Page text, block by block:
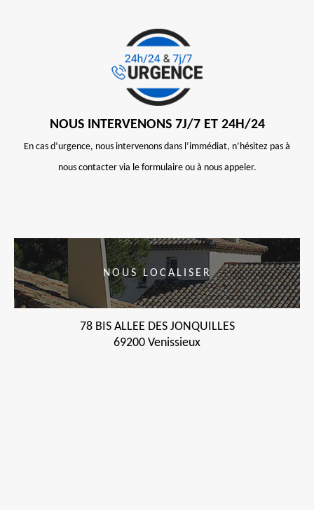
NOUS INTERVENONS 7J/7 ET 24H/24
En cas d’urgence, nous intervenons dans l’immédiat, n’hésitez pas à
nous contacter via le formulaire ou à nous appeler.
NOUS LOCALISER
78 BIS ALLEE DES JONQUILLES
69200 Venissieux